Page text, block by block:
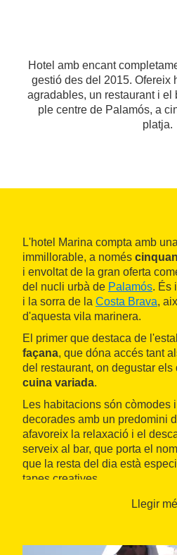
Hotel amb encant
gestió des del 2015. Ofereix
agradables, un restaurant i el
ple centre de Palamós, a
platja.
L'hotel Marina compta amb
immillorable, a només
i envoltat de la gran oferta
del nucli urbà de Palamós. És
i la sorra de la Costa Brava,
d'aquesta vila marinera.
El primer que destaca de
façana, que dóna accés tant
del restaurant, on degustar
cuina variada.
Les habitacions són còmodes
decorades amb un predomini
afavoreix la relaxació i el
serveix al bar, que porta el
que la resta del dia està
tapes creatives.
Llegir